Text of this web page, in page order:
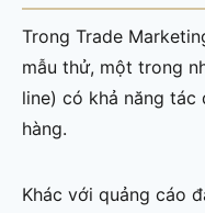
Trong Trade
mẫu thử, một trong
line) có khả năng tác
hàng.
Khác với quảng cáo